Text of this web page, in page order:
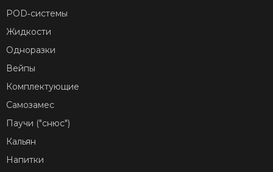
POD‑системы
Жидкости
Одноразки
Вейпы
Комплектующие
Самозамес
Паучи ("снюс")
Кальян
Напитки